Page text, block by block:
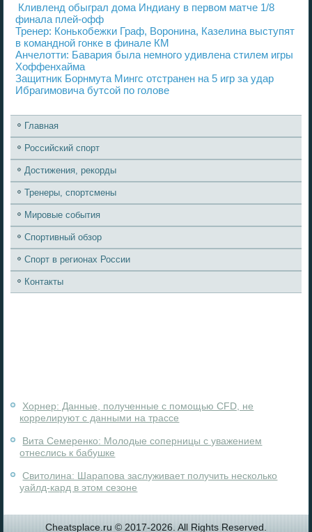
Кливленд обыграл дома Индиану в первом матче 1/8
финала плей-офф
Тренер: Конькобежки Граф, Воронина, Казелина выступят
в командной гонке в финале КМ
Анчелотти: Бавария была немного удивлена стилем игры
Хоффенхайма
Защитник Борнмута Мингс отстранен на 5 игр за удар
Ибрагимовича бутсой по голове
Главная
Российский спорт
Достижения, рекорды
Тренеры, спортсмены
Мировые события
Спортивный обзор
Спорт в регионах России
Контакты
Хорнер: Данные, полученные с помощью CFD, не
коррелируют с данными на трассе
Вита Семеренко: Молодые соперницы с уважением
отнеслись к бабушке
Свитолина: Шарапова заслуживает получить несколько
уайлд-кард в этом сезоне
Сheatsplace.ru © 2017-2026. All Rights Reserved.